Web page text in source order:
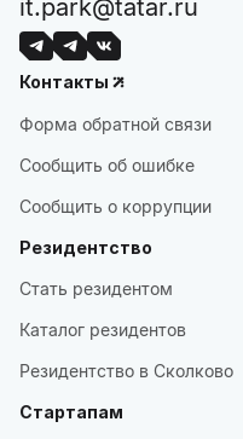
it.park@tatar.ru
Контакты
Форма обратной связи
Сообщить об ошибке
Сообщить о коррупции
Резидентство
Стать резидентом
Каталог резидентов
Резидентство в Сколково
Стартапам